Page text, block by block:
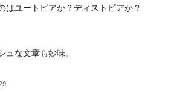
はユートピアか？ディストピアか？
な文章も妙味。